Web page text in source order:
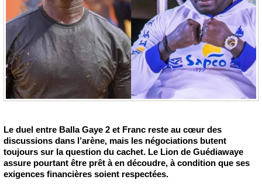
Le duel entre Balla Gaye 2 et Franc reste au cœur des
discussions dans l’arène, mais les négociations butent
toujours sur la question du cachet. Le Lion de Guédiawaye
assure pourtant être prêt à en découdre, à condition que ses
exigences financières soient respectées.